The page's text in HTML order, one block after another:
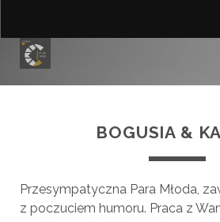
BOGUSIA &
Przesympatyczna Para Młoda,
z poczuciem humoru. Praca z